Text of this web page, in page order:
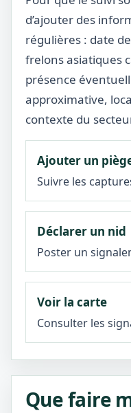
d’ajouter des
régulières : date
frelons asiatiques
présence
approximative,
contexte du
Ajouter un
Suivre les
Déclarer un nid
Poster un
Voir la carte
Consulter les
Que faire